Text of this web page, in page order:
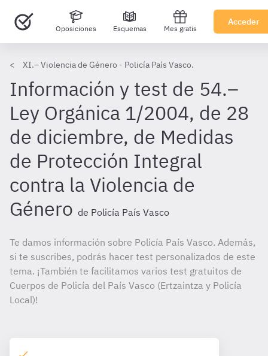
Oposiciones Esquemas Mes gratis
Acceder
XI.– Violencia de Género - Policía País Vasco.
Información y test de 54.–
Ley Orgánica 1/2004, de 28
de diciembre, de Medidas
de Protección Integral
contra la Violencia de
Género de Policía País Vasco
Te damos información sobre Policía País Vasco. Además,
si te suscribes, podrás hacer test personalizados de este
tema. ¡También te facilitamos varios test gratuitos de
Cuerpos de Policía del País Vasco (Ertzaintza y Policía
Local)!